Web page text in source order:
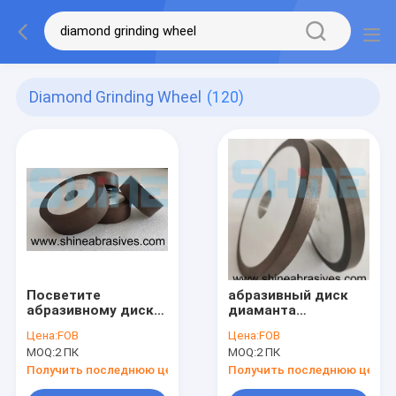
Diamond Grinding Wheel (120)
Посветите
абразивному диску
скрепления смолы
абразивов для
карбида
Цена:FOB
MOQ:2 ПК
Получить последнюю цену
абразивный диск
диаманта
стиля 1A1 плоский
для стали
вольфрама
Цена:FOB
MOQ:2 ПК
Получить последнюю цену